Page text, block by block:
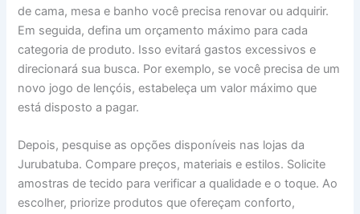
de cama, mesa e banho você precisa renovar ou adquirir.
Em seguida, defina um orçamento máximo para cada
categoria de produto. Isso evitará gastos excessivos e
direcionará sua busca. Por exemplo, se você precisa de um
novo jogo de lençóis, estabeleça um valor máximo que
está disposto a pagar.
Depois, pesquise as opções disponíveis nas lojas da
Jurubatuba. Compare preços, materiais e estilos. Solicite
amostras de tecido para verificar a qualidade e o toque. Ao
escolher, priorize produtos que ofereçam conforto,